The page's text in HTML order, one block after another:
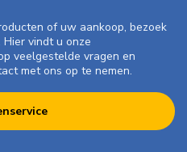
of uw aankoop, bezoek
vindt u onze
veelgestelde vragen en
met ons op te nemen.